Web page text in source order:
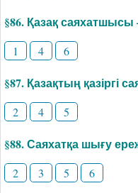
§86. Қазақ
1 4 6
§87. Қазақтың қазіргі
2 4 5
§88. Саяхатқа шығу
2 3 5 6